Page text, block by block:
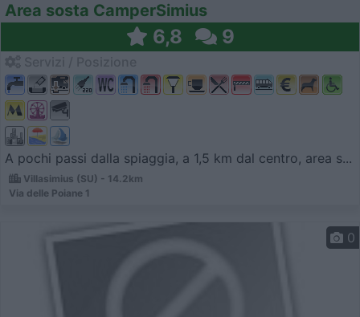
Area sosta CamperSimius
6,8 9
A pochi passi dalla spiaggia, a 1,5 km dal centro, area s...
Villasimius (SU) - 14.2km
Via delle Poiane 1
0